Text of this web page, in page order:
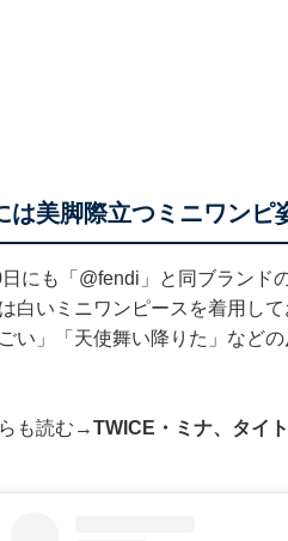
は美脚際立つミニワンピ
にも「 @fendi 」と同ブランド
白いミニワンピースを着用し
い」「天使舞い降りた」など
らも読む→TWICE・ミナ、タイ